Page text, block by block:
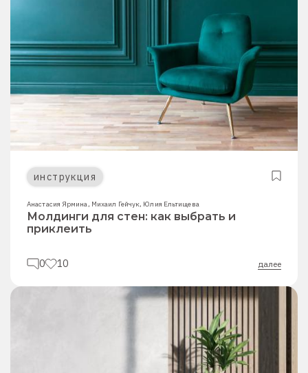
инструкция
Анастасия Ярмина, Михаил Гейчук, Юлия Ельтищева
Молдинги для стен: как выбрать и
приклеить
0 10 далее